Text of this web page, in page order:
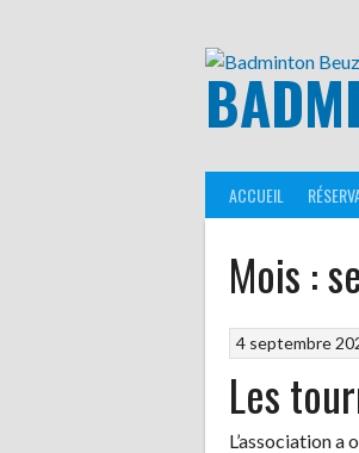
ACCUEIL
Mois :
4 septembre
Les
L’association a